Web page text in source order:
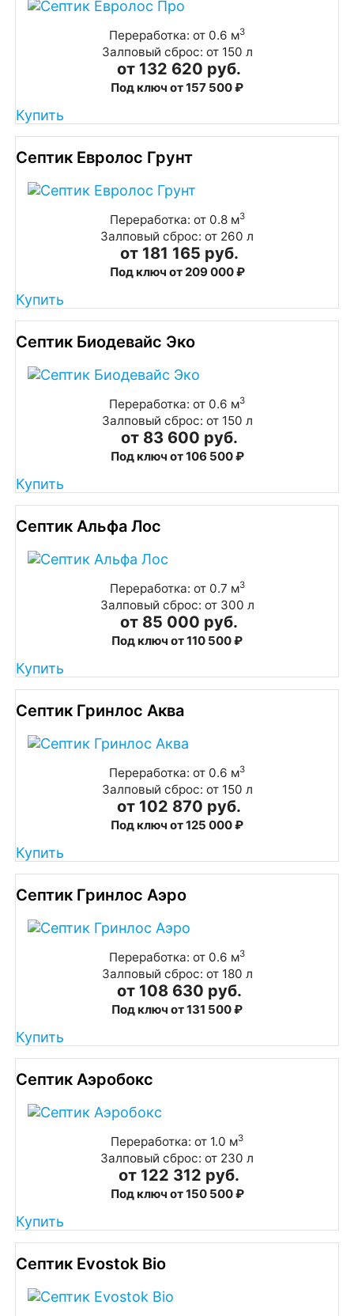
Переработка: от 0.6 м3
Залповый сброс: от 150 л
от 132 620 руб.
Под ключ от 157 500 ₽
Купить
Септик Евролос Грунт
Переработка: от 0.8 м3
Залповый сброс: от 260 л
от 181 165 руб.
Под ключ от 209 000 ₽
Купить
Септик Биодевайс Эко
Переработка: от 0.6 м3
Залповый сброс: от 150 л
от 83 600 руб.
Под ключ от 106 500 ₽
Купить
Септик Альфа Лос
Переработка: от 0.7 м3
Залповый сброс: от 300 л
от 85 000 руб.
Под ключ от 110 500 ₽
Купить
Септик Гринлос Аква
Переработка: от 0.6 м3
Залповый сброс: от 150 л
от 102 870 руб.
Под ключ от 125 000 ₽
Купить
Септик Гринлос Аэро
Переработка: от 0.6 м3
Залповый сброс: от 180 л
от 108 630 руб.
Под ключ от 131 500 ₽
Купить
Септик Аэробокс
Переработка: от 1.0 м3
Залповый сброс: от 230 л
от 122 312 руб.
Под ключ от 150 500 ₽
Купить
Септик Evostok Bio